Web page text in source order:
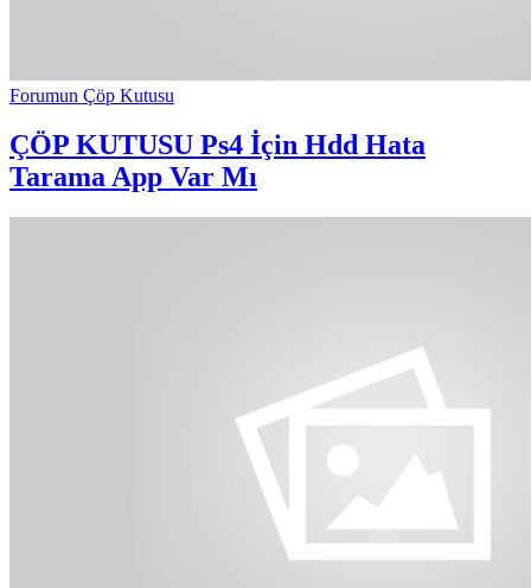
Forumun Çöp Kutusu
ÇÖP KUTUSU Ps4 İçin Hdd Hata
Tarama App Var Mı